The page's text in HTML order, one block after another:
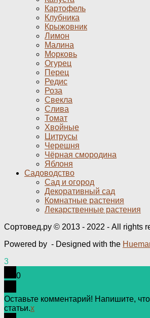
Картофель
Клубника
Крыжовник
Лимон
Малина
Морковь
Огурец
Перец
Редис
Роза
Свекла
Слива
Томат
Хвойные
Цитрусы
Черешня
Чёрная смородина
Яблоня
Садоводство
Сад и огород
Декоративный сад
Комнатные растения
Лекарственные растения
Сортовед.ру © 2013 - 2022 - All rights
Powered by - Designed with the
3
0
Оставьте комментарий! Напишите,
статьи.x